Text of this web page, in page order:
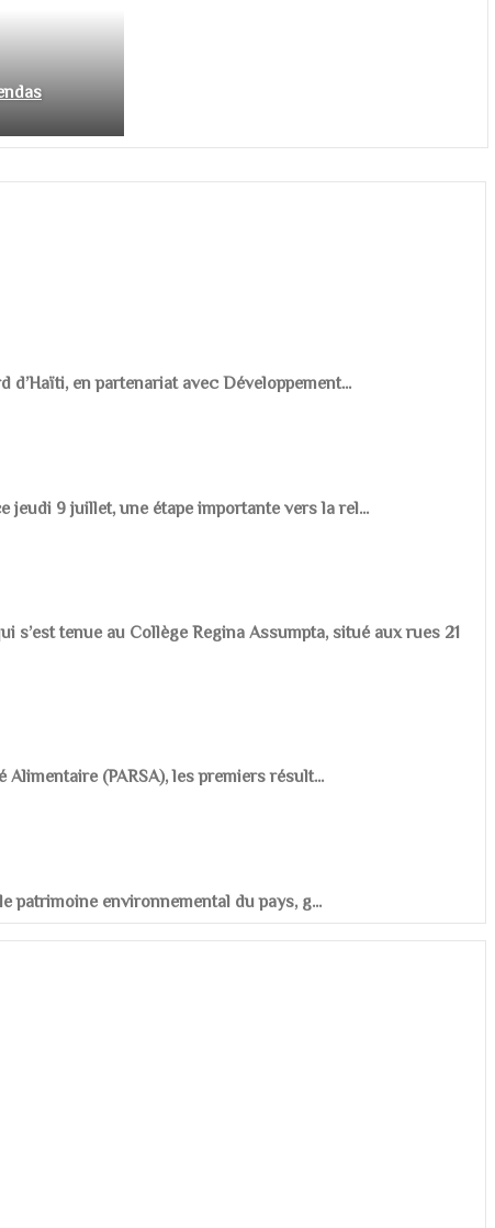
en partenariat avec Développement...
jeudi 9 juillet, une étape importante vers la rel...
tenue au Collège Regina Assumpta, situé aux rues 21
(PARSA), les premiers résult...
environnemental du pays, g...